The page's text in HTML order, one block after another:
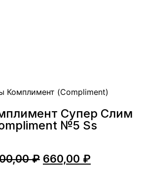
Комплимент (Compliment)
Супер Слим
№5 Ss
₽ Первоначальная
660,00 ₽